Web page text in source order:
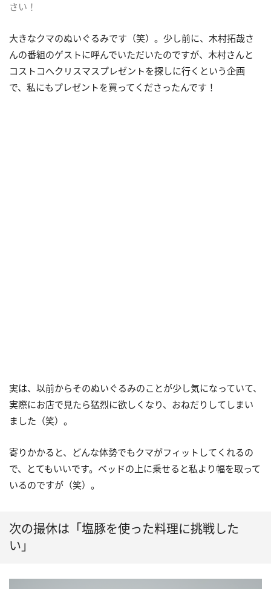
さい！
大きなクマのぬいぐるみです（笑）。少し前に、木村拓哉さ
んの番組のゲストに呼んでいただいたのですが、木村さんと
コストコへクリスマスプレゼントを探しに行くという企画
で、私にもプレゼントを買ってくださったんです！
実は、以前からそのぬいぐるみのことが少し気になっていて、
実際にお店で見たら猛烈に欲しくなり、おねだりしてしまい
ました（笑）。
寄りかかると、どんな体勢でもクマがフィットしてくれるの
で、とてもいいです。ベッドの上に乗せると私より幅を取って
いるのですが（笑）。
次の撮休は「塩豚を使った料理に挑戦した
い」